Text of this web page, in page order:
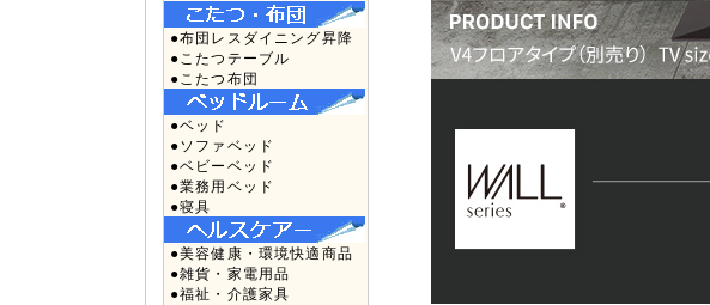
●布団レスダイニング昇降
●こたつテーブル
●こたつ布団
●ベッド
●ソファベッド
●ベビーベッド
●業務用ベッド
●寝具
●美容健康・環境快適商品
●雑貨・家電用品
●福祉・介護家具